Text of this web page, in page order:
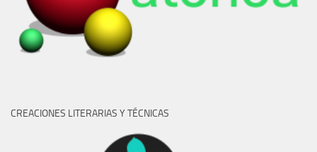
CREACIONES LITERARIAS Y TÉCNICAS